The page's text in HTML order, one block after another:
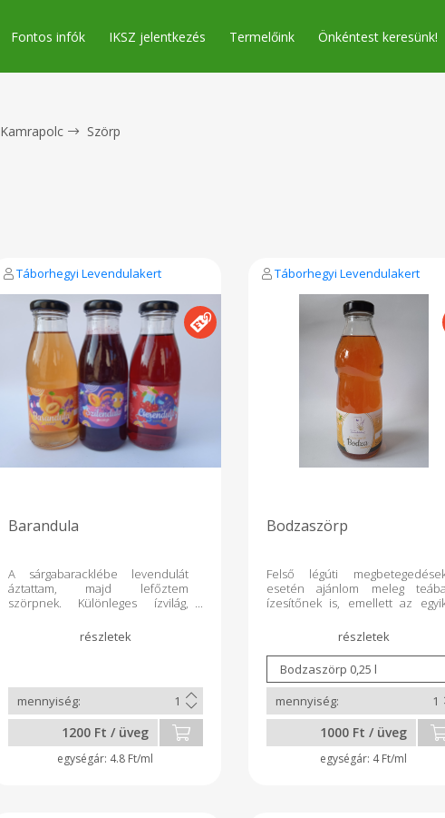
Fontos infók IKSZ jelentkezés Termelőink Önkéntest keresünk!
Kamrapolc Szörp
Táborhegyi Levendulakert
Barandula
A sárgabaracklébe levendulát
áztattam, majd lefőztem
szörpnek. Különleges ízvilág,
1200 Ft / üveg
4.8 Ft/ml
Táborhegyi Levendulakert
Bodzaszörp
Felső légúti
esetén ajánlom meleg teába
ízesítőnek is, emellett az
1000 Ft / üveg
4 Ft/ml